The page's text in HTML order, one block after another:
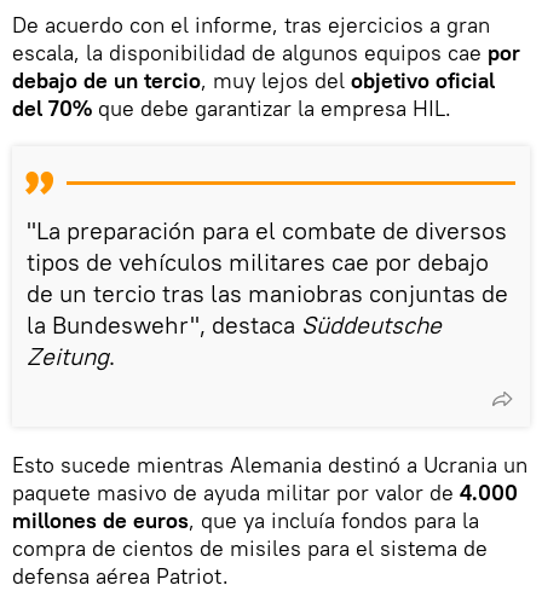
De acuerdo con el informe, tras ejercicios a gran
escala, la disponibilidad de algunos equipos cae por
debajo de un tercio, muy lejos del objetivo oficial
del 70% que debe garantizar la empresa HIL.
"La preparación para el combate de diversos
tipos de vehículos militares cae por debajo
de un tercio tras las maniobras conjuntas de
la Bundeswehr", destaca Süddeutsche
Zeitung.
Esto sucede mientras Alemania destinó a Ucrania un
paquete masivo de ayuda militar por valor de 4.000
millones de euros, que ya incluía fondos para la
compra de cientos de misiles para el sistema de
defensa aérea Patriot.